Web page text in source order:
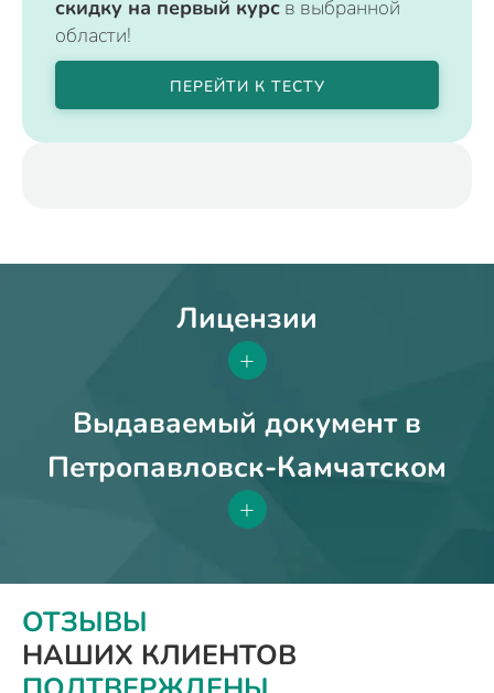
скидку на первый курс в выбранной
области!
ПЕРЕЙТИ К ТЕСТУ
Лицензии
+
Выдаваемый документ в
Петропавловск-Камчатском
+
ОТЗЫВЫ
НАШИХ КЛИЕНТОВ